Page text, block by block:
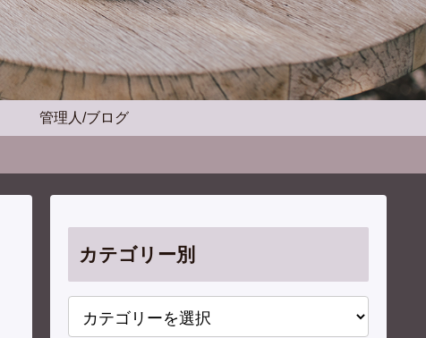
管理人/ブログ
カテゴリー別